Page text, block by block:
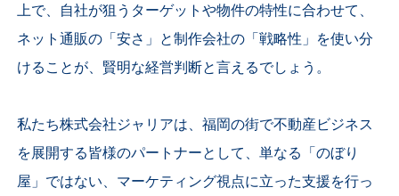
上で、自社が狙うターゲットや物件の特性に合わせて、
ネット通販の「安さ」と制作会社の「戦略性」を使い分
けることが、賢明な経営判断と言えるでしょう。
私たち株式会社ジャリアは、福岡の街で不動産ビジネス
を展開する皆様のパートナーとして、単なる「のぼり
屋」ではない、マーケティング視点に立った支援を行っ